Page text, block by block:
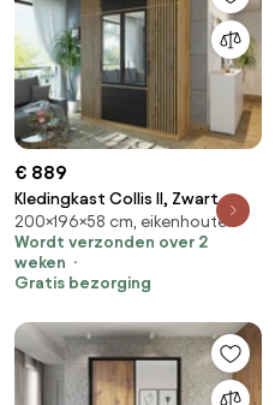
€ 889
Kledingkast Collis II, Zwart,
Wotan eik, 200x196x58cm,
Kledingkast deuren: Met
scharnieren
200×196×58 cm, eikenhouten
Wordt verzonden over 2
weken
Gratis bezorging